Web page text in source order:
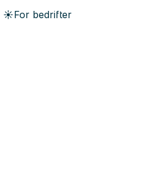
☀️For bedrifter